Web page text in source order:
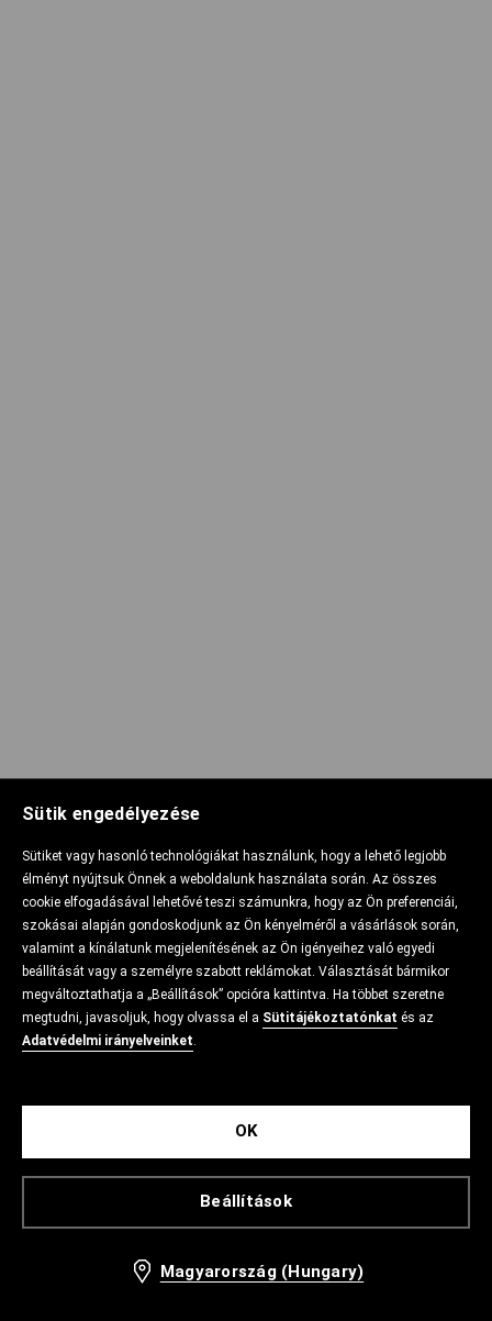
Sütik engedélyezése
Sütiket vagy hasonló technológiákat használunk, hogy a lehető legjobb
élményt nyújtsuk Önnek a weboldalunk használata során. Az összes
cookie elfogadásával lehetővé teszi számunkra, hogy az Ön preferenciái,
szokásai alapján gondoskodjunk az Ön kényelméről a vásárlások során,
valamint a kínálatunk megjelenítésének az Ön igényeihez való egyedi
beállítását vagy a személyre szabott reklámokat. Választását bármikor
megváltoztathatja a „Beállítások” opcióra kattintva. Ha többet szeretne
megtudni, javasoljuk, hogy olvassa el a Sütitájékoztatónkat és az
Adatvédelmi irányelveinket.
Beállítások
OK
Magyarország (Hungary)